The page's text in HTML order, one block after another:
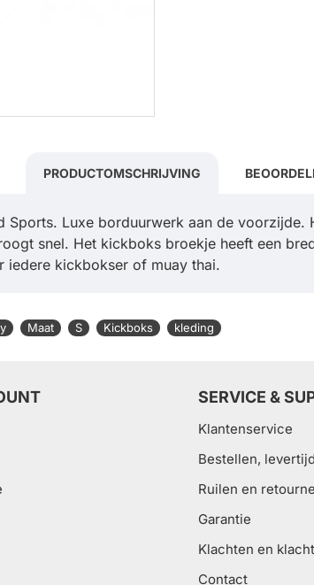
PRODUCTOMSCHRIJVING
Luxe borduurwerk aan de
snel. Het kickboks broekje heeft een
iedere kickbokser of muay thai.
Maat S Kickboks kleding
SERVICE &
Klantenservice
Bestellen,
Ruilen en
Garantie
Klachten en
Contact